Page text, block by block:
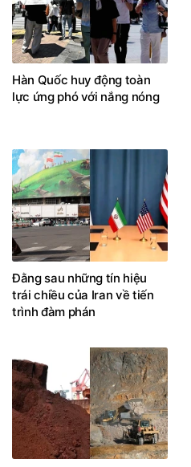
Hàn Quốc huy động toàn
lực ứng phó với nắng nóng
Đằng sau những tín hiệu
trái chiều của Iran về tiến
trình đàm phán